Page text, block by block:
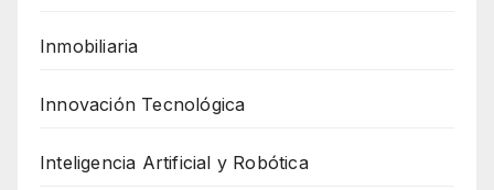
Inmobiliaria
Innovación Tecnológica
Inteligencia Artificial y Robótica